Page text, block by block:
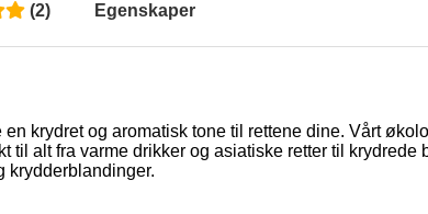
(2) Egenskaper
krydret og aromatisk tone til rettene dine. Vårt
til alt fra varme drikker og asiatiske retter til
krydderblandinger.